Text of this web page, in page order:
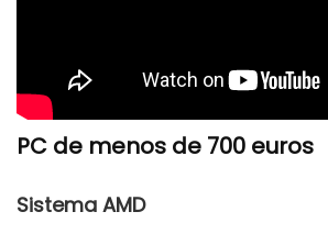
PC de menos de 700 euros
Sistema AMD